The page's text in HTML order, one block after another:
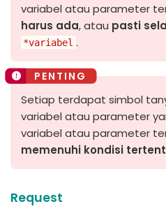
variabel atau parameter
harus ada, atau pasti
*variabel .
Setiap terdapat simbol
variabel atau parameter
variabel atau parameter
memenuhi kondisi
Request